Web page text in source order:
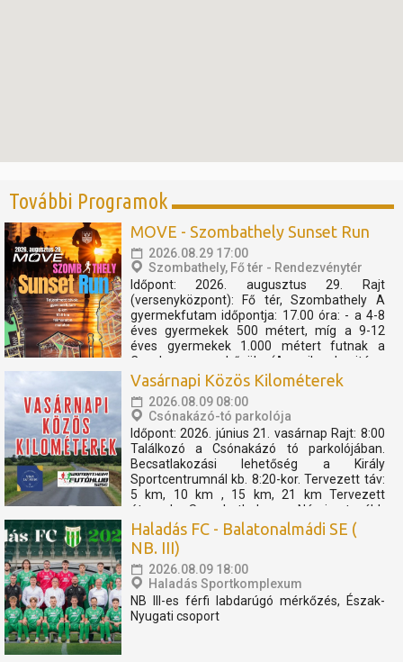
További Programok
MOVE - Szombathely Sunset Run
2026.08.29 17:00
Szombathely, Fő tér - Rendezvénytér
Időpont: 2026. augusztus 29. Rajt
(versenyközpont): Fő tér, Szombathely A
gyermekfutam időpontja: 17.00 óra: - a 4-8
éves gyermekek 500 métert, míg a 9-12
éves gyermekek 1.000 métert futnak a
Cosplay szuperhősök (Amerika kapitány,
Thor, Pókember, Venom) műsorát, és a velük
való közös bemelegítést követően....
Vasárnapi Közös Kilométerek
2026.08.09 08:00
Csónakázó-tó parkolója
Időpont: 2026. június 21. vasárnap Rajt: 8:00
Találkozó a Csónakázó tó parkolójában.
Becsatlakozási lehetőség a Király
Sportcentrumnál kb. 8:20-kor. Tervezett táv:
5 km, 10 km , 15 km, 21 km Tervezett
útvonal: Szombathely - Nárai -tovább
Pornóapáti felé, féltávnál fordulással. A
rövidebb távok féltávnál...
Haladás FC - Balatonalmádi SE (
NB. III)
2026.08.09 18:00
Haladás Sportkomplexum
NB III-es férfi labdarúgó mérkőzés, Észak-
Nyugati csoport